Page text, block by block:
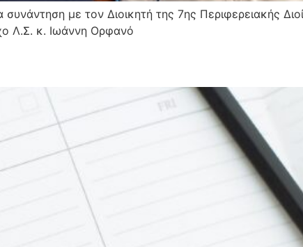
με τον Διοικητή της 7ης Περιφερειακής
Λ.Σ. κ. Ιωάννη Ορφανό